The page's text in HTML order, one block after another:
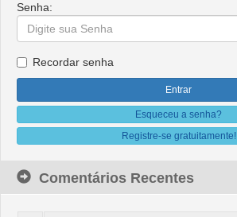
Senha:
Recordar senha
Esqueceu a senha?
Registre-se gratuitamente!
Comentários Recentes